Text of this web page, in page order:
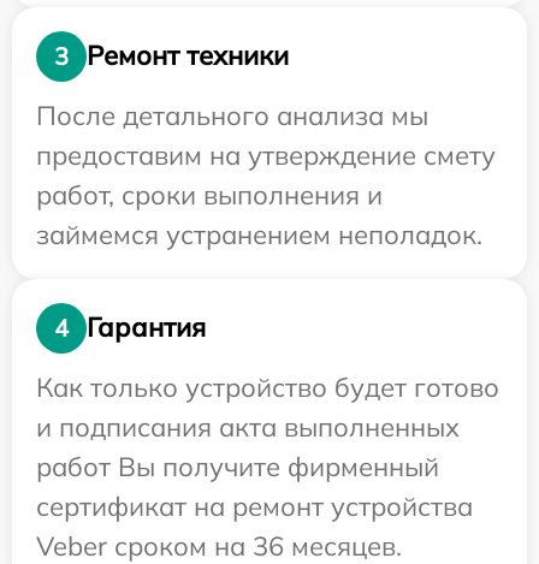
3
Ремонт техники
После детального анализа мы
предоставим на утверждение смету
работ, сроки выполнения и
займемся устранением неполадок.
4
Гарантия
Как только устройство будет готово
и подписания акта выполненных
работ Вы получите фирменный
сертификат на ремонт устройства
Veber сроком на 36 месяцев.